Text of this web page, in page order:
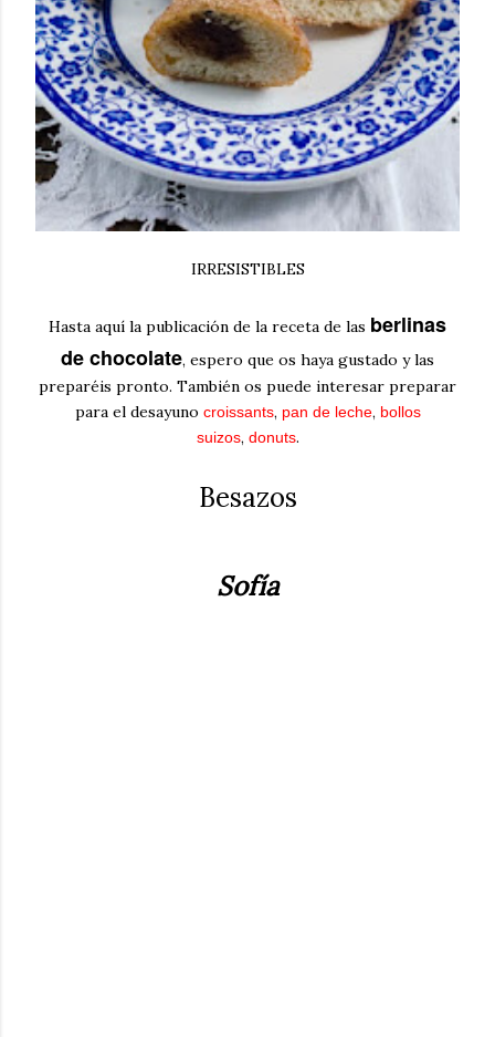
IRRESISTIBLES
Hasta aquí la publicación de la receta de las berlinas
de chocolate, espero que os haya gustado y las
preparéis pronto. También os puede interesar preparar
para el desayuno croissants, pan de leche, bollos
suizos, donuts.
Besazos
Sofía